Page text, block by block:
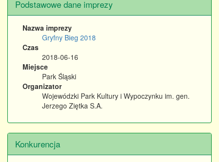
Podstawowe dane imprezy
Nazwa imprezy
Gryfny Bieg 2018
Czas
2018-06-16
Miejsce
Park Śląski
Organizator
Wojewódzki Park Kultury i Wypoczynku im. gen.
Jerzego Ziętka S.A.
Konkurencja